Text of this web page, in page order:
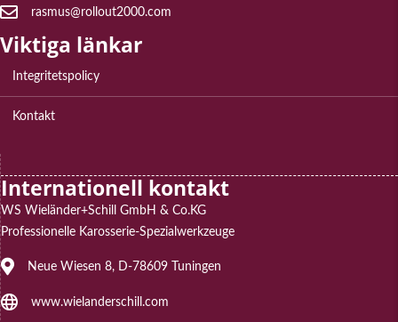
E-post till teknisk support: rasmus@rollout2000.com
rasmus@rollout2000.com
Viktiga länkar
Integritetspolicy
Kontakt
Internationell kontakt
WS Wieländer+Schill GmbH & Co.KG
Professionelle Karosserie-Spezialwerkzeuge
Address: Neue Wiesen 8, D-78609 Tuningen
Neue Wiesen 8, D-78609 Tuningen
Website: www.wielanderschill.com
www.wielanderschill.com